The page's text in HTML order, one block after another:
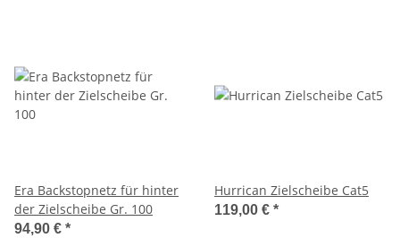
Era Backstopnetz für hinter
der Zielscheibe Gr. 100
94,90 € *
Hurrican Zielscheibe Cat5
119,00 € *